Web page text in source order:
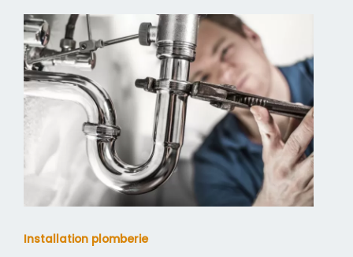
Installation plomberie